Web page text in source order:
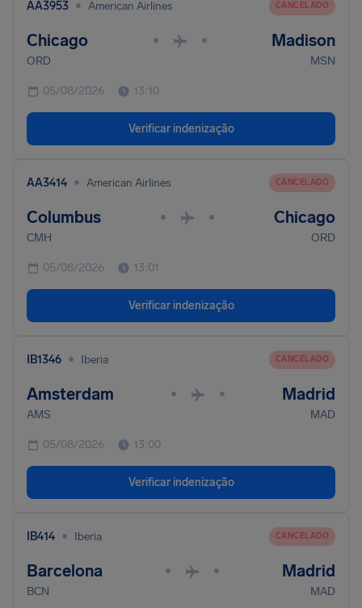
AA3953 • American Airlines CANCELADO
Chicago • • Madison
ORD MSN
05/08/2026 13:10
Verificar indenização
AA3414 • American Airlines CANCELADO
Columbus • • Chicago
CMH ORD
05/08/2026 13:01
Verificar indenização
IB1346 • Iberia CANCELADO
Amsterdam • • Madrid
AMS MAD
05/08/2026 13:00
Verificar indenização
IB414 • Iberia CANCELADO
Barcelona • • Madrid
BCN MAD